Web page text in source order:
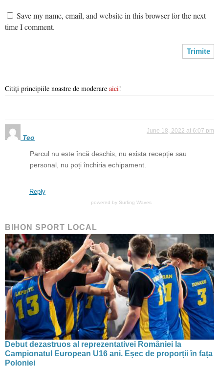
Save my name, email, and website in this browser for the next
time I comment.
Citiți principiile noastre de moderare aici!
Teo
June 18, 2022 at 6:07 pm
Parcul nu este încă deschis, nu exista recepție sau
personal, nu poți închiria echipament.
Reply
powered by Surfing Waves
BIHON SPORT LOCAL
Debut dezastruos al reprezentativei României la
Campionatul European U16 ani. Eșec de proporții în fața
Poloniei